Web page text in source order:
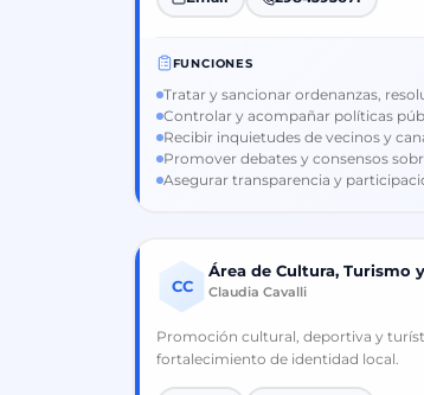
FUNCIONES
Tratar y sancionar ordenanzas,
Controlar y acompañar políticas
Recibir inquietudes de vecinos y
Promover debates y consensos
Asegurar transparencia y
CC
Área de Cultura, Turismo
Claudia Cavalli
Promoción cultural, deportiva y
fortalecimiento de identidad local.